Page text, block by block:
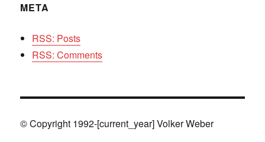
META
RSS: Posts
RSS: Comments
© Copyright 1992-[current_year] Volker Weber